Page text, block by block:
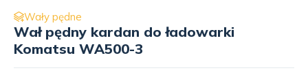
Wały pędne
Wał pędny kardan do ładowarki
Komatsu WA500-3